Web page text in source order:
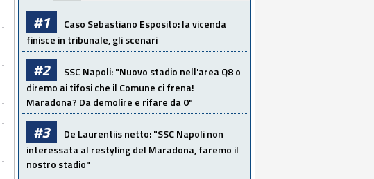
#1
Caso Sebastiano Esposito: la vicenda
finisce in tribunale, gli scenari
#2
SSC Napoli: "Nuovo stadio nell'area Q8 o
diremo ai tifosi che il Comune ci frena!
Maradona? Da demolire e rifare da 0"
#3
De Laurentiis netto: "SSC Napoli non
interessata al restyling del Maradona, faremo il
nostro stadio"